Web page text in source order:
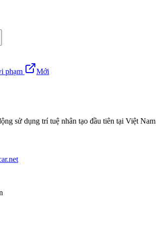
phạm
Mới
sử dụng trí tuệ nhân tạo đầu tiên tại Việt Nam